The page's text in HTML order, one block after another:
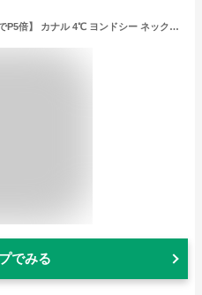
【マラソン期間★エントリーでP5倍】 カナル 4℃ ヨンドシー ネックレス ペンダント アクセサリー キュービックジルコニア ジュエリー シルバー ピンク ゴールド 4C canal 4℃ レディース ブランド 正規品 新品 ギフト プレゼント 女性 女友達 誕生日 ロング シンプル 小ぶり
でみる